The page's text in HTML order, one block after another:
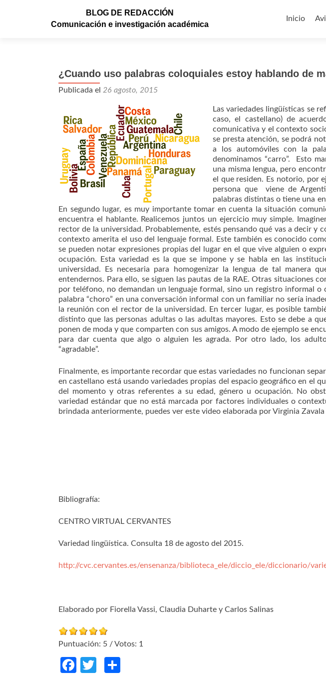
BLOG DE REDACCIÓN
Comunicación e investigación académica
Inicio
¿Cuando uso palabras coloquiales estoy hablando de
Publicada el 26 agosto, 2015
Las variedades lingüísticas se
caso, el castellano) de
comunicativa y el contexto
se presta atención, se podrá
a los automóviles con la
denominamos “carro”. Esto
una misma lengua, pero
el que residen. Es notorio, por
persona que viene de
palabras distintas o tiene una
En segundo lugar, es muy importante tomar en cuenta la situación
encuentra el hablante. Realicemos juntos un ejercicio muy simple.
rector de la universidad. Probablemente, estés pensando qué vas a decir y
contexto amerita el uso del lenguaje formal. Este también es conocido
se pueden notar expresiones propias del lugar en el que vive alguien o
ocupación. Esta variedad es la que se impone y se habla en las
universidad. Es necesaria para homogenizar la lengua de tal manera
entendernos. Para ello, se siguen las pautas de la RAE. Otras situaciones
por teléfono, no demandan un lenguaje formal, sino un registro informal o
palabra “choro” en una conversación informal con un familiar no sería
la reunión con el rector de la universidad. En tercer lugar, es posible
distinto que las personas adultas o las adultas mayores. Esto se debe a
ponen de moda y que comparten con sus amigos. A modo de ejemplo se
para dar cuenta que algo o alguien les agrada. Por otro lado, los
“agradable”.
Finalmente, es importante recordar que estas variedades no funcionan
en castellano está usando variedades propias del espacio geográfico en el
del momento y otras referentes a su edad, género u ocupación. No
variedad estándar que no está marcada por factores individuales o
brindada anteriormente, puedes ver este video elaborada por Virginia Zavala
Bibliografía:
CENTRO VIRTUAL CERVANTES
Variedad lingüística. Consulta 18 de agosto del 2015.
http://cvc.cervantes.es/ensenanza/biblioteca_ele/diccio_ele/diccionario/
Elaborado por Fiorella Vassi, Claudia Duharte y Carlos Salinas
Puntuación: 5 / Votos: 1
Facebook
Twitter